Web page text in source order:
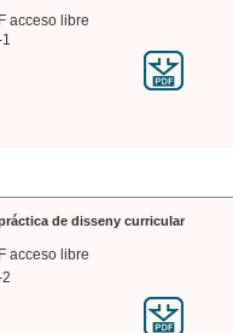
acceso libre
de disseny curricular
acceso libre